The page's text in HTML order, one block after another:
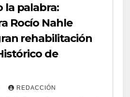
la palabra:
Rocío Nahle
rehabilitación
de
REDACCIÓN